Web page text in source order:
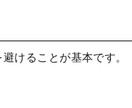
けることが基本です。